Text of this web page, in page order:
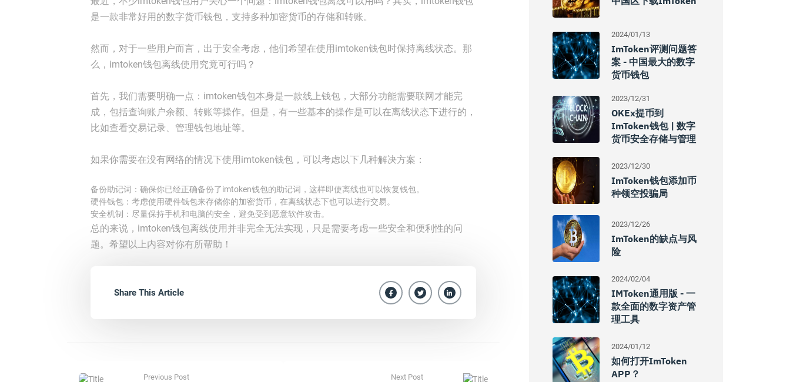
是一款非常好用的数字货币钱包，支持多种加密货币的存储和转账。
然而，对于一些用户而言，出于安全考虑，他们希望在使用imtoken钱包时保持离线状态。那
么，imtoken钱包离线使用究竟可行吗？
首先，我们需要明确一点：imtoken钱包本身是一款线上钱包，大部分功能需要联网才能完
成，包括查询账户余额、转账等操作。但是，有一些基本的操作是可以在离线状态下进行的，
比如查看交易记录、管理钱包地址等。
如果你需要在没有网络的情况下使用imtoken钱包，可以考虑以下几种解决方案：
备份助记词：确保你已经正确备份了imtoken钱包的助记词，这样即使离线也可以恢复钱包。
硬件钱包：考虑使用硬件钱包来存储你的加密货币，在离线状态下也可以进行交易。
安全机制：尽量保持手机和电脑的安全，避免受到恶意软件攻击。
总的来说，imtoken钱包离线使用并非完全无法实现，只是需要考虑一些安全和便利性的问
题。希望以上内容对你有所帮助！
Share This Article
Previous Post Next Post
2024/01/13
ImToken评测问题答
案 - 中国最大的数字
货币钱包
2023/12/31
OKEx提币到
ImToken钱包 | 数字
货币安全存储与管理
2023/12/30
ImToken钱包添加币
种领空投骗局
2023/12/26
ImToken的缺点与风
险
2024/02/04
IMToken通用版 - 一
款全面的数字资产管
理工具
2024/01/12
如何打开imToken
APP？